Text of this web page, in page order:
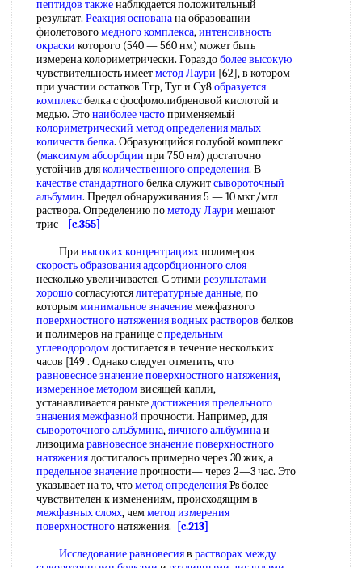
пептидов такженаблюдается положительный
результат. Реакция основанана образовании
фиолетовогомедного комплекса,интенсивность
окраски которого (540 — 560 нм) может быть
измерена колориметрически. Гораздоболее высокую
чувствительность имеетметод Лаури [62], в котором
при участии остатков Тгр, Туг и Су8образуется
комплексбелка с фосфомолибденовой кислотой и
медью. Этонаиболее частоприменяемый
колориметрический метод определения малых
количеств белка. Образующийся голубой комплекс
(максимум абсорбции при 750 нм) достаточно
устойчив дляколичественного определения. В
качестве стандартногобелка служитсывороточный
альбумин. Предел обнаруживания 5 — 10 мкг/мгл
раствора. Определению пометоду Лаури мешают
трис-
[c.355]
При высоких концентрацияхполимеров
скорость образования адсорбционного слоя
несколько увеличивается. С этими результатами
хорошосогласуютсялитературные данные, по
которымминимальное значениемежфазного
поверхностного натяжения водных растворов белков
и полимеров на границе спредельным
углеводородомдостигается в течение нескольких
часов [149 . Однако следует отметить, что
равновесное значение поверхностного натяжения,
измеренное методомвисящей капли,
устанавливается раньтедостижения предельного
значения межфазной прочности. Например, для
сывороточного альбумина,яичного альбуминаи
лизоцимаравновесное значение поверхностного
натяжениядостигалось примерно через 30 жик, а
предельное значениепрочности— через 2—3 час. Это
указывает на то, чтометод определенияPs более
чувствителен к изменениям, происходящим в
межфазных слоях, чемметод измерения
поверхностногонатяжения.
[c.213]
Исследование равновесияв растворах между